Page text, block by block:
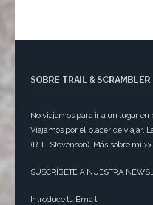
SOBRE TRAIL & SCRAMBLER
No viajamos para ir a un lugar en
Viajamos por el placer de viajar.
(R. L. Stevenson). Más sobre mí >>
SUSCRÍBETE A NUESTRA
Introduce tu Email